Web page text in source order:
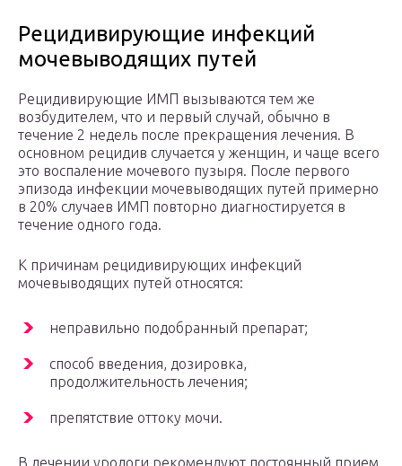
Рецидивирующие инфекций
мочевыводящих путей
Рецидивирующие ИМП вызываются тем же
возбудителем, что и первый случай, обычно в
течение 2 недель после прекращения лечения. В
основном рецидив случается у женщин, и чаще всего
это воспаление мочевого пузыря. После первого
эпизода инфекции мочевыводящих путей примерно
в 20% случаев ИМП повторно диагностируется в
течение одного года.
К причинам рецидивирующих инфекций
мочевыводящих путей относятся:
неправильно подобранный препарат;
способ введения, дозировка,
продолжительность лечения;
препятствие оттоку мочи.
В лечении урологи рекомендуют постоянный прием